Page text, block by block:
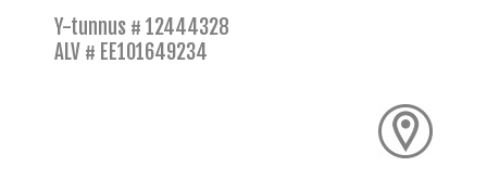
Y-tunnus # 12444328
ALV # EE101649234